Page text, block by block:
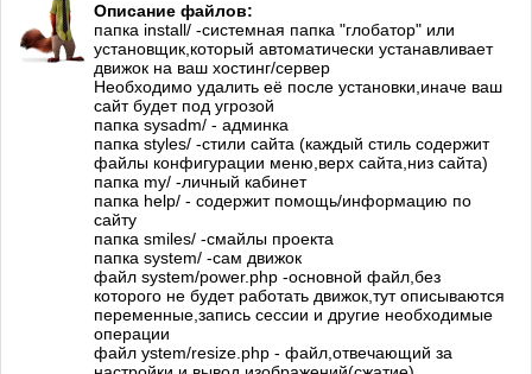
Описание файлов:
папка install/ -системная папка "глобатор" или
установщик,который автоматически устанавливает
движок на ваш хостинг/сервер
Необходимо удалить её после установки,иначе ваш
сайт будет под угрозой
папка sysadm/ - админка
папка styles/ -стили сайта (каждый стиль содержит
файлы конфигурации меню,верх сайта,низ сайта)
папка my/ -личный кабинет
папка help/ - содержит помощь/информацию по
сайту
папка smiles/ -смайлы проекта
папка system/ -сам движок
файл system/power.php -основной файл,без
которого не будет работать движок,тут описываются
переменные,запись сессии и другие необходимые
операции
файл ystem/resize.php - файл,отвечающий за